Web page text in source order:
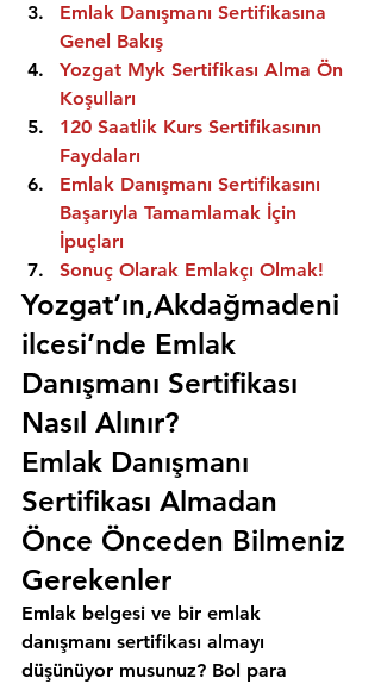
Emlak Danışmanı Sertifikasına
Genel Bakış
Yozgat Myk Sertifikası Alma Ön
Koşulları
120 Saatlik Kurs Sertifikasının
Faydaları
Emlak Danışmanı Sertifikasını
Başarıyla Tamamlamak İçin
İpuçları
Sonuç Olarak Emlakçı Olmak!
Yozgat’ın,Akdağmadeni
ilcesi’nde Emlak
Danışmanı Sertifikası
Nasıl Alınır?
Emlak Danışmanı
Sertifikası Almadan
Önce Önceden Bilmeniz
Gerekenler
Emlak belgesi ve bir emlak
danışmanı sertifikası almayı
düşünüyor musunuz? Bol para